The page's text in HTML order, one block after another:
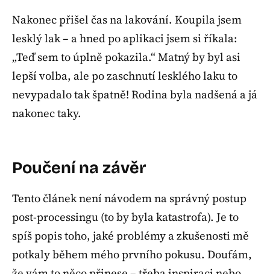
Nakonec přišel čas na lakování. Koupila jsem
lesklý lak – a hned po aplikaci jsem si říkala:
„Teď sem to úplně pokazila.“ Matný by byl asi
lepší volba, ale po zaschnutí lesklého laku to
nevypadalo tak špatně! Rodina byla nadšená a já
nakonec taky.
Poučení na závěr
Tento článek není návodem na správný postup
post-processingu (to by byla katastrofa). Je to
spíš popis toho, jaké problémy a zkušenosti mě
potkaly během mého prvního pokusu. Doufám,